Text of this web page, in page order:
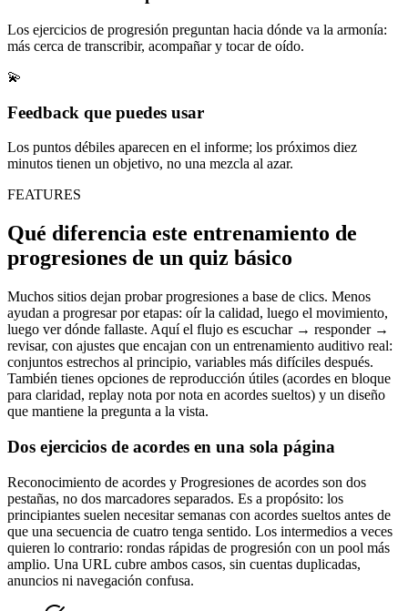
Los ejercicios de progresión preguntan hacia dónde va la armonía:
más cerca de transcribir, acompañar y tocar de oído.
💫
Feedback que puedes usar
Los puntos débiles aparecen en el informe; los próximos diez
minutos tienen un objetivo, no una mezcla al azar.
FEATURES
Qué diferencia este entrenamiento de
progresiones de un quiz básico
Muchos sitios dejan probar progresiones a base de clics. Menos
ayudan a progresar por etapas: oír la calidad, luego el movimiento,
luego ver dónde fallaste. Aquí el flujo es escuchar → responder →
revisar, con ajustes que encajan con un entrenamiento auditivo real:
conjuntos estrechos al principio, variables más difíciles después.
También tienes opciones de reproducción útiles (acordes en bloque
para claridad, replay nota por nota en acordes sueltos) y un diseño
que mantiene la pregunta a la vista.
Dos ejercicios de acordes en una sola página
Reconocimiento de acordes y Progresiones de acordes son dos
pestañas, no dos marcadores separados. Es a propósito: los
principiantes suelen necesitar semanas con acordes sueltos antes de
que una secuencia de cuatro tenga sentido. Los intermedios a veces
quieren lo contrario: rondas rápidas de progresión con un pool más
amplio. Una URL cubre ambos casos, sin cuentas duplicadas,
anuncios ni navegación confusa.